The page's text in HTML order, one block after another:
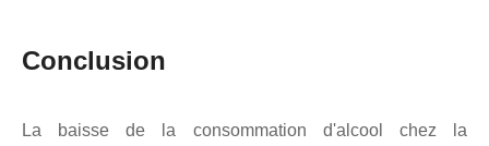
Conclusion
La baisse de la consommation d'alcool chez la